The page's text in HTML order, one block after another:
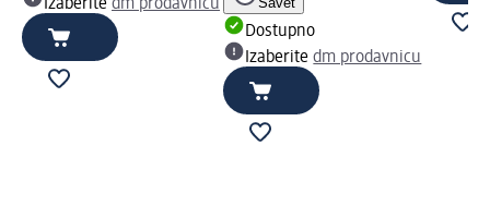
Izaberite dm prodavnicu
Dostupno
Izaberitedm prodavnicu